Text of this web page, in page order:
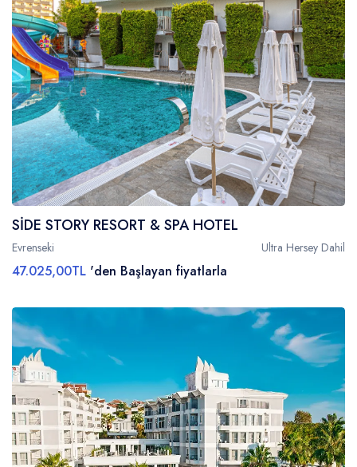
SİDE STORY RESORT & SPA HOTEL
Evrenseki Ultra Hersey Dahil
47.025,00TL 'den Başlayan fiyatlarla